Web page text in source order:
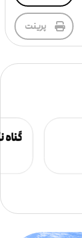
پرینت
گناه